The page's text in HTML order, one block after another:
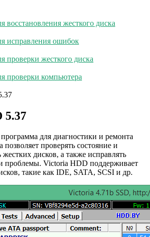
восстановления жесткого диска
исправления ошибок
проверки жесткого диска
проверки компьютера
5.37
для диагностики и ремонта
проверять состояние и
жестких дисков, а также исправлять
проблемы. Victoria HDD поддерживает
такие как IDE, SATA, SCSI и др.